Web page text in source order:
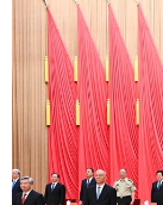
上午10时30
歌。
丁薛祥宣读
国家科学技术奖励
仪式号角响